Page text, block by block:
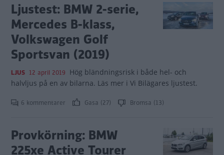
Ljustest: BMW 2-serie,
Mercedes B-klass,
Volkswagen Golf
Sportsvan (2019)
LJUS 12 april 2019 Hög bländningsrisk i både hel- och
halvljus på en av bilarna. Läs mer i Vi Bilägares ljustest.
6 kommentarer Gasa (27) Bromsa (13)
Provkörning: BMW
225xe Active Tourer